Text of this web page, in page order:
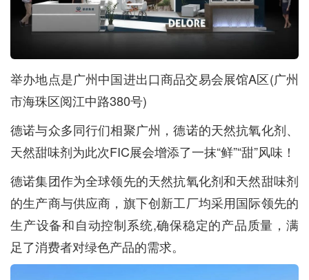
举办地点是广州中国进出口商品交易会展馆A区(广州
市海珠区阅江中路380号)
德诺与众多同行们相聚广州，德诺的天然抗氧化剂、
天然甜味剂为此次FIC展会增添了一抹“鲜”“甜”风味！
德诺集团作为全球领先的天然抗氧化剂和天然甜味剂
的生产商与供应商，旗下创新工厂均采用国际领先的
生产设备和自动控制系统,确保稳定的产品质量，满
足了消费者对绿色产品的需求。